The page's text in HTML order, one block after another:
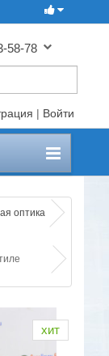
58-78
| Войти
оптика
хит